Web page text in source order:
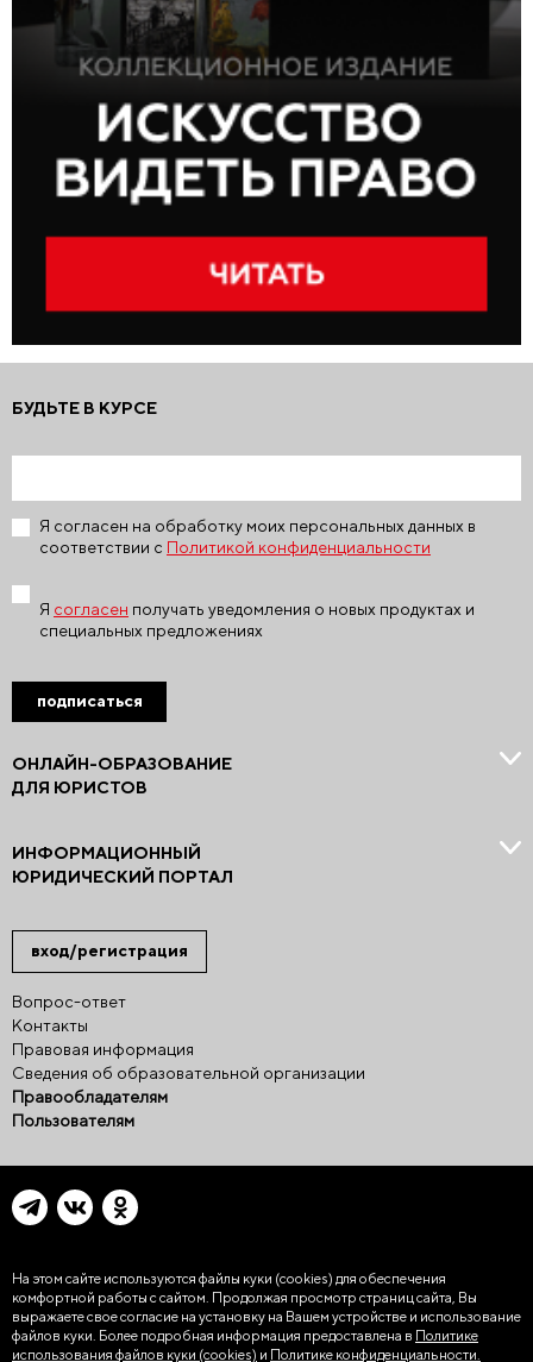
вход/регистрация
Вопрос-ответ
Контакты
Правовая информация
Сведения об образовательной организации
Правообладателям
Пользователям
ОНЛАЙН-ОБРАЗОВАНИЕ
ДЛЯ ЮРИСТОВ
ИНФОРМАЦИОННЫЙ
ЮРИДИЧЕСКИЙ ПОРТАЛ
БУДЬТЕ В КУРСЕ
Я согласен на обработку моих персональных данных в
соответствии с Политикой конфиденциальности
Я согласен получать уведомления о новых продуктах и
специальных предложениях
подписаться
На этом сайте используются файлы куки (cookies) для обеспечения
комфортной работы с сайтом. Продолжая просмотр страниц сайта, Вы
выражаете свое согласие на установку на Вашем устройстве и использование
файлов куки. Более подробная информация предоставлена в Политике
использования файлов куки (cookies) и Политике конфиденциальности.